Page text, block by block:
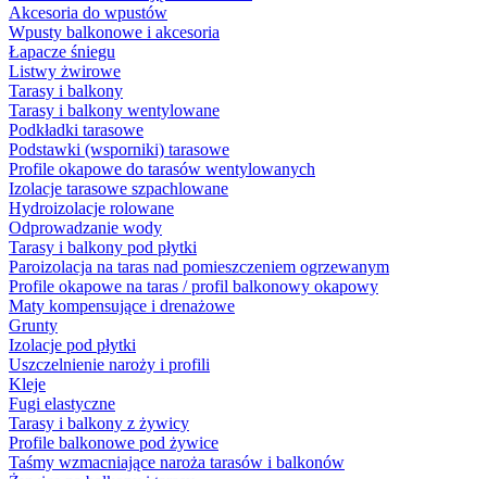
Akcesoria do wpustów
Wpusty balkonowe i akcesoria
Łapacze śniegu
Listwy żwirowe
Tarasy i balkony
Tarasy i balkony wentylowane
Podkładki tarasowe
Podstawki (wsporniki) tarasowe
Profile okapowe do tarasów wentylowanych
Izolacje tarasowe szpachlowane
Hydroizolacje rolowane
Odprowadzanie wody
Tarasy i balkony pod płytki
Paroizolacja na taras nad pomieszczeniem ogrzewanym
Profile okapowe na taras / profil balkonowy okapowy
Maty kompensujące i drenażowe
Grunty
Izolacje pod płytki
Uszczelnienie naroży i profili
Kleje
Fugi elastyczne
Tarasy i balkony z żywicy
Profile balkonowe pod żywice
Taśmy wzmacniające naroża tarasów i balkonów